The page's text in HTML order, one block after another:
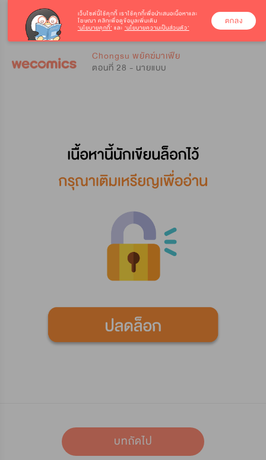
Chongsu พยัคฆ์มาเฟีย
ตอนที่ 28 - นายแบบ
บทถัดไป
เว็บไซต์นี้ใช้คุกกี้ เราใช้คุกกี้เพื่อนำเสนอเนื้อหาและ
โฆษณา คลิกเพื่อดูข้อมูลเพิ่มเติม
‘นโยบายคุกกี้’ และ ‘นโยบายความเป็นส่วนตัว’
ตกลง